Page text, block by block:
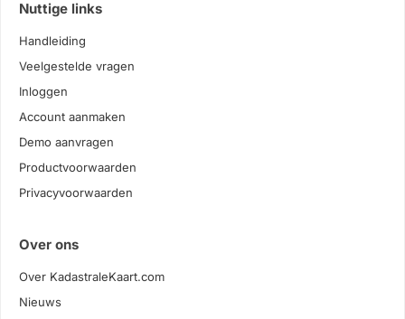
Nuttige links
Handleiding
Veelgestelde vragen
Inloggen
Account aanmaken
Demo aanvragen
Productvoorwaarden
Privacyvoorwaarden
Over ons
Over KadastraleKaart.com
Nieuws